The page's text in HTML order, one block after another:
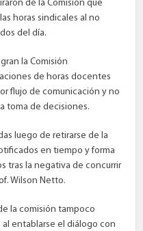
de la Comisión que
horas sindicales al no
del día.
la Comisión
de horas docentes
flujo de comunicación y no
toma de decisiones.
luego de retirarse de la
en tiempo y forma
tras la negativa de concurrir
Wilson Netto.
la comisión tampoco
entablarse el diálogo con